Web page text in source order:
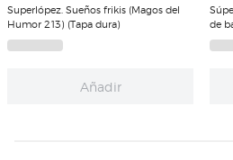
Superlópez. Sueños frikis (Magos del
Humor 213) (Tapa dura)
Añadir